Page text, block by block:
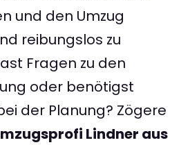
und den Umzug
reibungslos zu
Fragen zu den
oder benötigst
der Planung? Zögere
Lindner aus